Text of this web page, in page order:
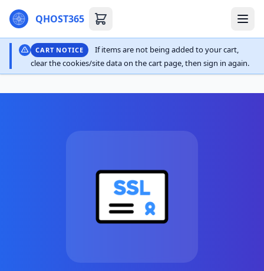
QHOST365
CART NOTICE
If items are not being added to your cart,
clear the cookies/site data on the cart page, then sign in again.